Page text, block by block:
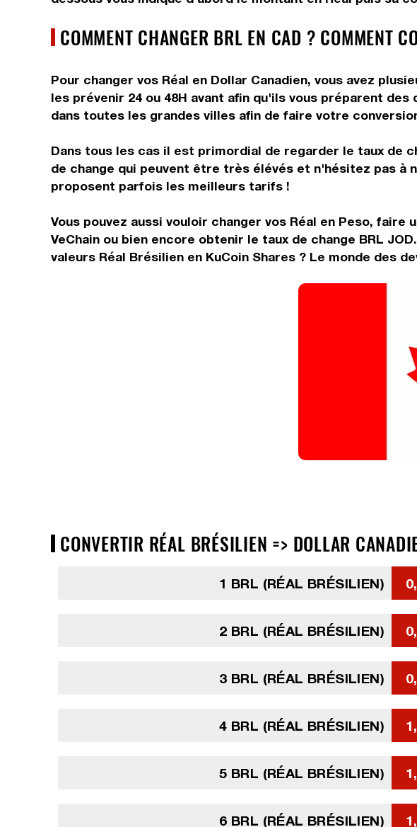
COMMENT CHANGER BRL EN CAD ? COMMENT
Pour changer vos Réal en Dollar Canadien, vous avez
les prévenir 24 ou 48H avant afin qu'ils vous préparent
dans toutes les grandes villes afin de faire votre
Dans tous les cas il est primordial de regarder le taux de
de change qui peuvent être très élévés et n'hésitez pas
proposent parfois les meilleurs tarifs !
Vous pouvez aussi vouloir changer vos Réal en Peso,
VeChain ou bien encore obtenir le taux de change BRL
valeurs Réal Brésilien en KuCoin Shares ? Le monde des
CONVERTIR RÉAL BRÉSILIEN => DOLLAR
1 BRL (RÉAL BRÉSILIEN)
2 BRL (RÉAL BRÉSILIEN)
3 BRL (RÉAL BRÉSILIEN)
4 BRL (RÉAL BRÉSILIEN)
5 BRL (RÉAL BRÉSILIEN)
6 BRL (RÉAL BRÉSILIEN)